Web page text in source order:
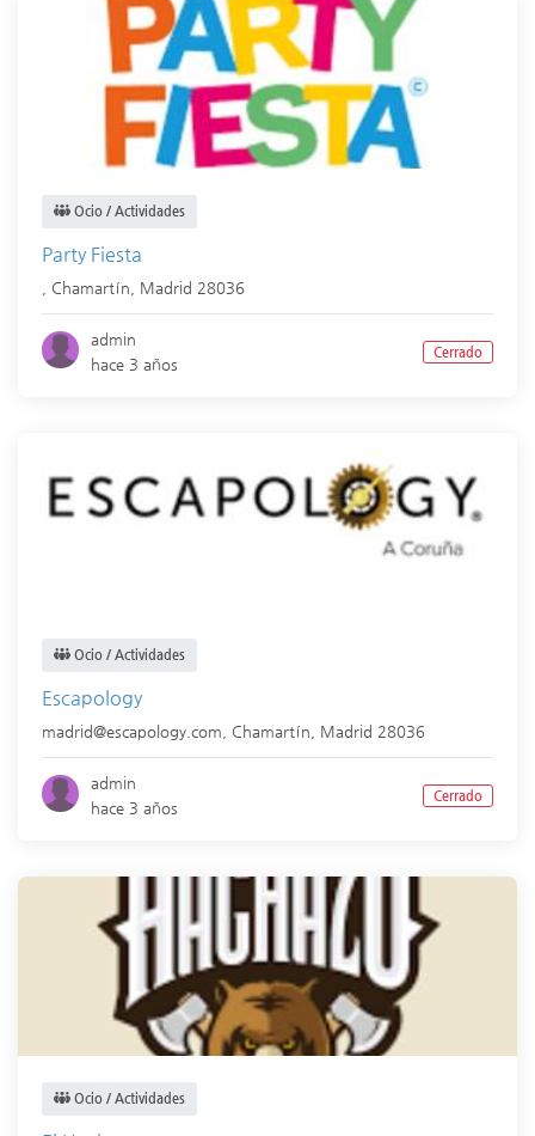
Ocio / Actividades
Party Fiesta
Chamartín Madrid 28036
admin
hace 3 años
Cerrado
Ocio / Actividades
Escapology
madrid@escapology.com, Chamartín Madrid 28036
admin
hace 3 años
Cerrado
Ocio / Actividades